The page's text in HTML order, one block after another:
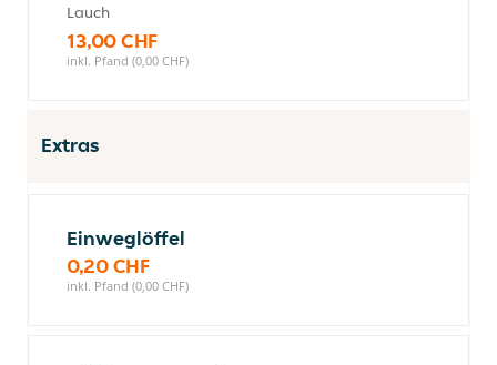
Lauch
13,00 CHF
inkl. Pfand (0,00 CHF)
Extras
Einweglöffel
0,20 CHF
inkl. Pfand (0,00 CHF)